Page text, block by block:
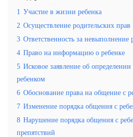
1 Участие в жизни ребенка
2 Осуществление родительских прав
3 Ответственность за невыполнение
4 Право на информацию о ребенке
5 Исковое заявление об
ребенком
6 Обоснование права на общение с
7 Изменение порядка общения с
8 Нарушение порядка общения с
препятствий